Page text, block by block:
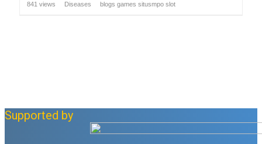
841 views Diseases blogs games situsmpo slot
Supported by